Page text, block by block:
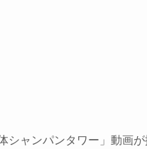
ャンパンタワー」動画が